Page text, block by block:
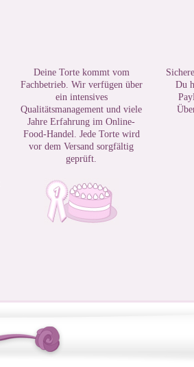
Deine Torte kommt vom
Fachbetrieb. Wir verfügen über
ein intensives
Qualitätsmanagement und viele
Jahre Erfahrung im Online-
Food-Handel. Jede Torte wird
vor dem Versand sorgfältig
geprüft.
Du